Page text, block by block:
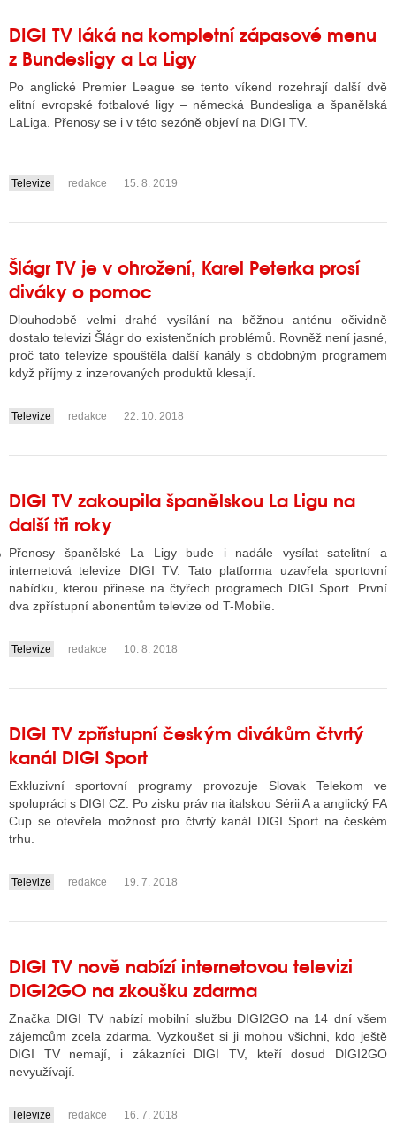
INTERNET
RÁDIA
STRÁNKY RÁDIÍ
STÁT BLOGEREM
DISKUTÉRA NA RADIOTV
STARŠÍCH DISKUZÍ
DIGI TV láká na kompletní zápasové menu
z Bundesligy a La Ligy
Po anglické Premier League se tento víkend rozehrají další dvě
elitní evropské fotbalové ligy – německá Bundesliga a španělská
LaLiga. Přenosy se i v této sezóně objeví na DIGI TV.
....
Televize redakce 15. 8. 2019
Šlágr TV je v ohrožení, Karel Peterka prosí
diváky o pomoc
Dlouhodobě velmi drahé vysílání na běžnou anténu očividně
dostalo televizi Šlágr do existenčních problémů. Rovněž není jasné,
proč tato televize spouštěla další kanály s obdobným programem
když příjmy z inzerovaných produktů klesají.
....
Televize redakce 22. 10. 2018
DIGI TV zakoupila španělskou La Ligu na
další tři roky
Přenosy španělské La Ligy bude i nadále vysílat satelitní a
internetová televize DIGI TV. Tato platforma uzavřela sportovní
nabídku, kterou přinese na čtyřech programech DIGI Sport. První
dva zpřístupní abonentům televize od T-Mobile.
....
Televize redakce 10. 8. 2018
DIGI TV zpřístupní českým divákům čtvrtý
kanál DIGI Sport
Exkluzivní sportovní programy provozuje Slovak Telekom ve
spolupráci s DIGI CZ. Po zisku práv na italskou Sérii A a anglický FA
Cup se otevřela možnost pro čtvrtý kanál DIGI Sport na českém
trhu.
....
Televize redakce 19. 7. 2018
DIGI TV nově nabízí internetovou televizi
DIGI2GO na zkoušku zdarma
Značka DIGI TV nabízí mobilní službu DIGI2GO na 14 dní všem
zájemcům zcela zdarma. Vyzkoušet si ji mohou všichni, kdo ještě
DIGI TV nemají, i zákazníci DIGI TV, kteří dosud DIGI2GO
nevyužívají.
Televize redakce 16. 7. 2018